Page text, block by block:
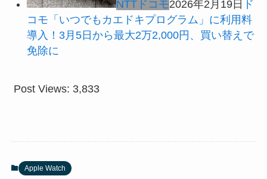
NTTドコモ2026年2月19日 ド
コモ「いつでもカエドキプログラム」に利用料
導入！3月5日から最大2万2,000円、買い替えで
免除に
Post Views: 3,833
Apple Watch